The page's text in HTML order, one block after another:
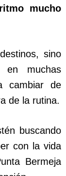
mucho
sino
en muchas
cambiar de
de la rutina.
buscando
con la vida
Bermeja